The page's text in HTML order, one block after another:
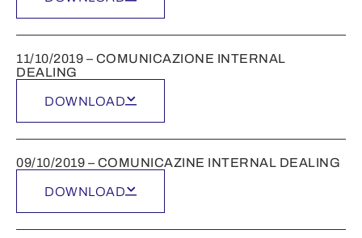
11/10/2019 – COMUNICAZIONE INTERNAL
DEALING
DOWNLOAD
09/10/2019 – COMUNICAZINE INTERNAL DEALING
DOWNLOAD